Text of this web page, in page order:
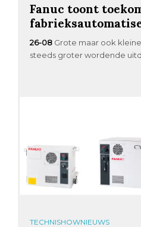
Fanuc toont
26-08 Grote maar ook
steeds groter wordende
TECHNISHOWNIEUWS